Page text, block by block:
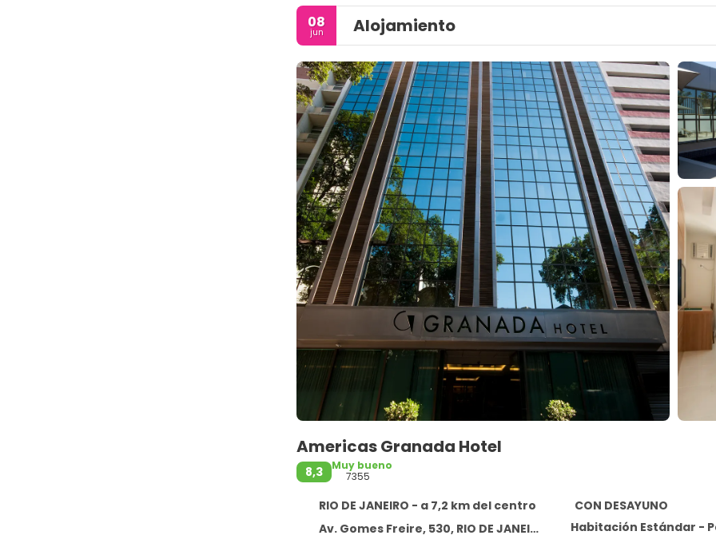
08
jun Alojamiento
Americas Granada Hotel
8,3
Muy bueno
7355
RIO DE JANEIRO - a 7,2 km del centro
CON DESAYUNO
Av. Gomes Freire, 530, RIO DE JANEIRO 20231-015
Habitación Estándar -